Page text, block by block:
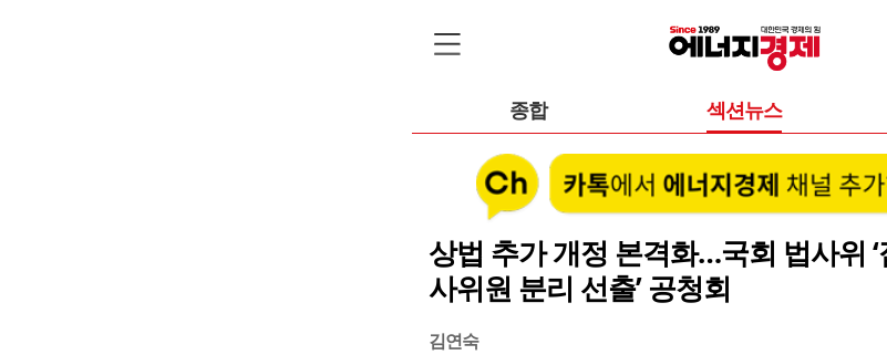
종합 섹션뉴스
상법 추가 개정 본격화…국회 법사위 ‘
사위원 분리 선출’ 공청회
김연숙